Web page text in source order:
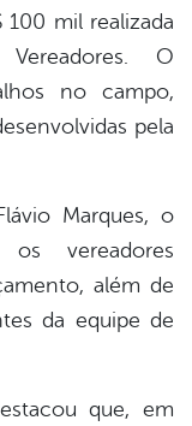
mil realizada
O
no campo,
pela
Marques, o
vereadores
além de
da equipe de
que, em